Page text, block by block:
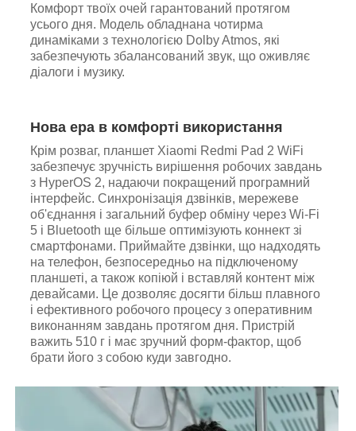
Комфорт твоїх очей гарантований протягом
усього дня. Модель обладнана чотирма
динаміками з технологією Dolby Atmos, які
забезпечують збалансований звук, що оживляє
діалоги і музику.
Нова ера в комфорті використання
Крім розваг, планшет Xiaomi Redmi Pad 2 WiFi
забезпечує зручність вирішення робочих завдань
з HyperOS 2, надаючи покращений програмний
інтерфейс. Синхронізація дзвінків, мережеве
об'єднання і загальний буфер обміну через Wi-Fi
5 і Bluetooth ще більше оптимізують коннект зі
смартфонами. Приймайте дзвінки, що надходять
на телефон, безпосередньо на підключеному
планшеті, а також копіюй і вставляй контент між
девайсами. Це дозволяє досягти більш плавного
і ефективного робочого процесу з оперативним
виконанням завдань протягом дня. Пристрій
важить 510 г і має зручний форм-фактор, щоб
брати його з собою куди завгодно.